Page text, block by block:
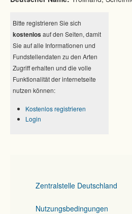
Bitte registrieren Sie sich
kostenlos auf den Seiten, damit
Sie auf alle Informationen und
Fundstellendaten zu den Arten
Zugriff erhalten und die volle
Funktionalität der internetseite
nutzen können:
Kostenlos registrieren
Login
Zentralstelle Deutschland
Nutzungsbedingungen